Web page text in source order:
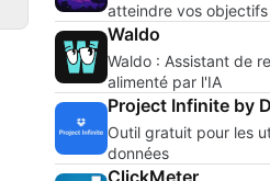
atteindre vos objectifs
Waldo
Waldo : Assistant de
alimenté par l'IA
Project Infinite by
Outil gratuit pour les
données
ClickMeter